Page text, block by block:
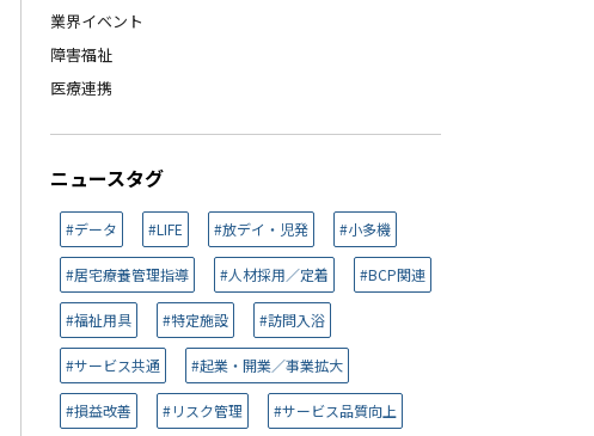
業界イベント
障害福祉
医療連携
ニュースタグ
#データ #LIFE #放デイ・児発 #小多機
#居宅療養管理指導 #人材採用／定着 #BCP関連
#福祉用具 #特定施設 #訪問入浴
#サービス共通 #起業・開業／事業拡大
#損益改善 #リスク管理 #サービス品質向上